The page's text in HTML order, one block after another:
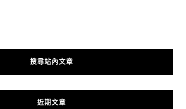
搜尋站內文章
近期文章